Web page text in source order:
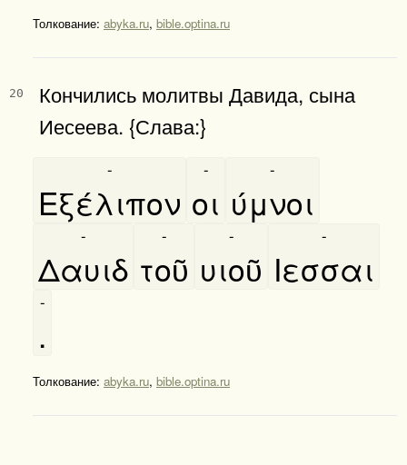
Толкование: abyka.ru, bible.optina.ru
20
Кончились молитвы Давида, сына
Иесеева. {Слава:}
Εξέλιπον
-
οι
-
ύμνοι
-
Δαυιδ
-
τοῦ
-
υιοῦ
-
Ιεσσαι
-
.
-
Толкование: abyka.ru, bible.optina.ru